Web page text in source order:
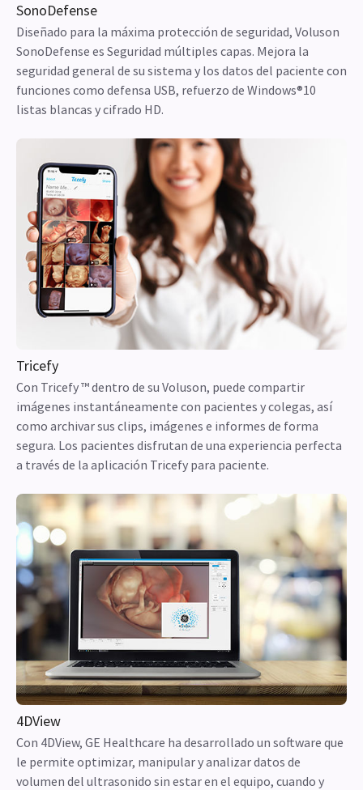
SonoDefense
Diseñado para la máxima protección de seguridad, Voluson
SonoDefense es Seguridad múltiples capas. Mejora la
seguridad general de su sistema y los datos del paciente con
funciones como defensa USB, refuerzo de Windows®10
listas blancas y cifrado HD.
Tricefy
Con Tricefy ™ dentro de su Voluson, puede compartir
imágenes instantáneamente con pacientes y colegas, así
como archivar sus clips, imágenes e informes de forma
segura. Los pacientes disfrutan de una experiencia perfecta
a través de la aplicación Tricefy para paciente.
4DView
Con 4DView, GE Healthcare ha desarrollado un software que
le permite optimizar, manipular y analizar datos de
volumen del ultrasonido sin estar en el equipo, cuando y